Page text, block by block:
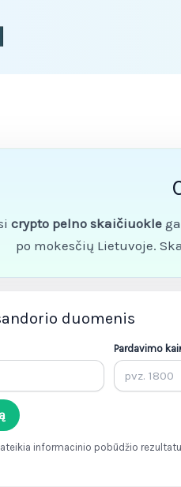
crypto pelno skaičiuokle
po mokesčių Lietuvoje.
duomenis
Pardavimo
informacinio pobūdžio